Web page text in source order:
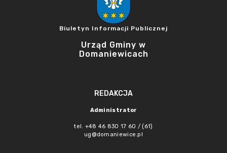
Biuletyn Informacji Publicznej
Urząd Gminy w
Domaniewicach
REDAKCJA
Administrator
tel. +48 46 830 17 60 / (61)
ug@domaniewice.pl